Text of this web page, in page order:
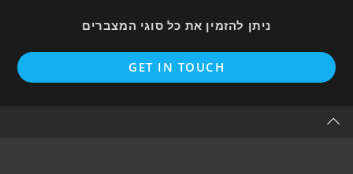
ניתן להזמין את כל סוגי המצברים
GET IN TOUCH
in